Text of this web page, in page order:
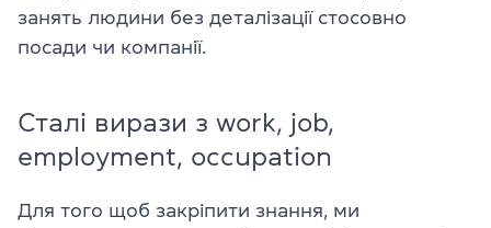
занять людини без деталізації стосовно
посади чи компанії.
Сталі вирази з work, job,
employment, occupation
Для того щоб закріпити знання, ми